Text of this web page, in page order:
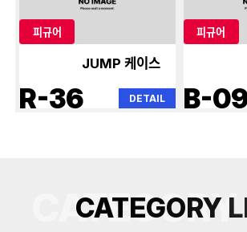
피규어
JUMP 케이스
R-36 DETAIL
피규어
B-
CATEGORY L
CATEGORY